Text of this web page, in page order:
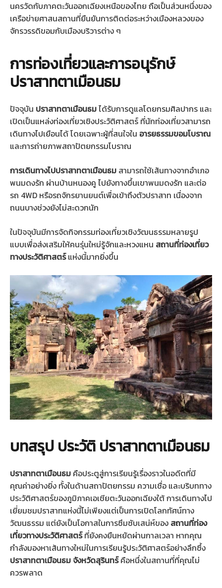
นครวัดกับภาคตะวันออกเฉียงเหนือของไทย ถือเป็นส่วนหนึ่งของ
เครือข่ายศาสนสถานที่ยืนยันการติดต่อระหว่างเมืองหลวงของ
จักรวรรดิขอมกับเมืองบริวารต่าง ๆ
การท่องเที่ยวและการอนุรักษ์
ปราสาทตาเมือนธม
ปัจจุบัน ปราสาทตาเมือนธมได้รับการดูแลโดยกรมศิลปากร และ
เปิดเป็นแหล่งท่องเที่ยวเชิงประวัติศาสตร์ ที่นักท่องเที่ยวสามารถ
เดินทางไปเยือนได้ โดยเฉพาะผู้ที่สนใจใน อารยธรรมขอมโบราณ
และการถ่ายภาพสถาปัตยกรรมโบราณ
การเดินทางไปปราสาทตาเมือนธม สามารถใช้เส้นทางจากอำเภอ
พนมดงรัก ผ่านบ้านหนองคู ไปยังทางขึ้นเขาพนมดงรัก และต่อ
รถ 4WD หรือรถจักรยานยนต์เพื่อเข้าถึงตัวปราสาท เนื่องจาก
ถนนบางช่วงยังไม่สะดวกนัก
ในปัจจุบันมีการจัดกิจกรรมท่องเที่ยวเชิงวัฒนธรรมหลายรูป
แบบเพื่อส่งเสริมให้คนรุ่นใหม่รู้จักและหวงแหน สถานที่ท่องเที่ยว
ทางประวัติศาสตร์แห่งนี้มากยิ่งขึ้น
บทสรุป ประวัติ ปราสาทตาเมือนธม
ปราสาทตาเมือนธม คือประตูสู่การเรียนรู้เรื่องราวในอดีตที่มี
คุณค่าอย่างยิ่ง ทั้งในด้านสถาปัตยกรรม ความเชื่อ และบริบททาง
ประวัติศาสตร์ของภูมิภาคเอเชียตะวันออกเฉียงใต้ การเดินทางไป
เยี่ยมชมปราสาทแห่งนี้ไม่เพียงแต่เป็นการเปิดโลกทัศน์ทาง
วัฒนธรรม แต่ยังเป็นโอกาสในการซึมซับเสน่ห์ของ สถานที่ท่อง
เที่ยวทางประวัติศาสตร์ที่ยังคงยืนหยัดผ่านกาลเวลา หากคุณ
กำลังมองหาเส้นทางใหม่ในการเรียนรู้ประวัติศาสตร์อย่างลึกซึ้ง
ปราสาทตาเมือนธม จังหวัดสุรินทร์คือหนึ่งในสถานที่ที่คุณไม่
ควรพลาด